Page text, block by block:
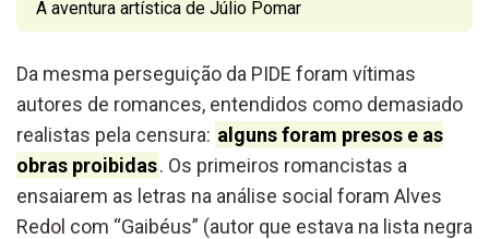
A aventura artística de Júlio Pomar
Da mesma perseguição da PIDE foram vítimas
autores de romances, entendidos como demasiado
realistas pela censura: alguns foram presos e as
obras proibidas. Os primeiros romancistas a
ensaiarem as letras na análise social foram Alves
Redol com “Gaibéus” (autor que estava na lista negra